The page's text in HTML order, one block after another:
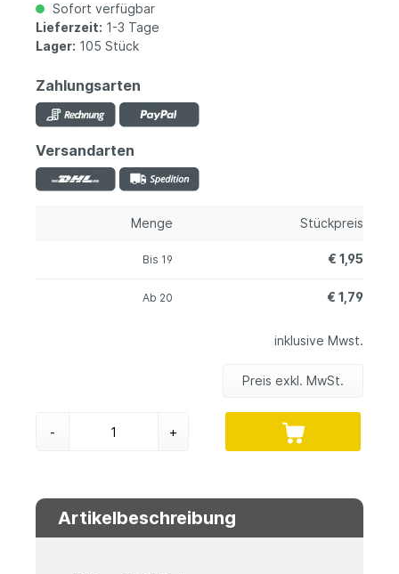
Sofort verfügbar
Lieferzeit: 1-3 Tage
Lager: 105 Stück
Zahlungsarten
Versandarten
Menge Stückpreis
Bis 19 € 1,95
Ab 20 € 1,79
inklusive Mwst.
Preis exkl. MwSt.
- +
Artikelbeschreibung